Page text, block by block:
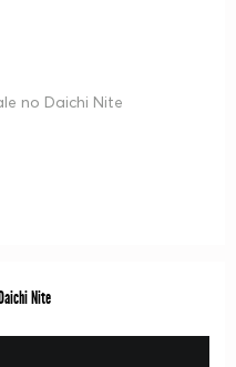
no Daichi Nite
Nite